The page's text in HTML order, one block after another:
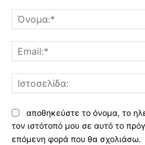
αποθηκεύστε το όνομα, το
τον ιστότοπό μου σε αυτό το
επόμενη φορά που θα σχολιάσω.